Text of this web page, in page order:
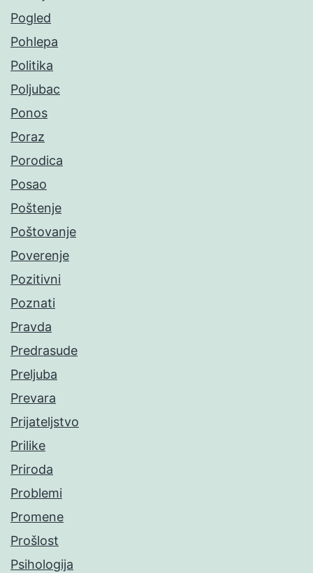
Pogled
Pohlepa
Politika
Poljubac
Ponos
Poraz
Porodica
Posao
Poštenje
Poštovanje
Poverenje
Pozitivni
Poznati
Pravda
Predrasude
Preljuba
Prevara
Prijateljstvo
Prilike
Priroda
Problemi
Promene
Prošlost
Psihologija